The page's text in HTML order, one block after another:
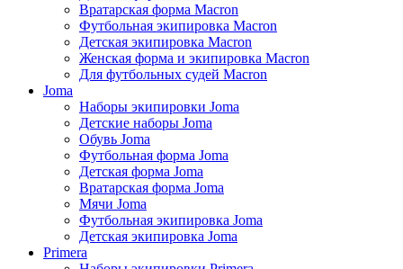
Вратарская форма Macron
Футбольная экипировка Macron
Детская экипировка Macron
Женская форма и экипировка Macron
Для футбольных судей Macron
Joma
Наборы экипировки Joma
Детские наборы Joma
Обувь Joma
Футбольная форма Joma
Детская форма Joma
Вратарская форма Joma
Мячи Joma
Футбольная экипировка Joma
Детская экипировка Joma
Primera